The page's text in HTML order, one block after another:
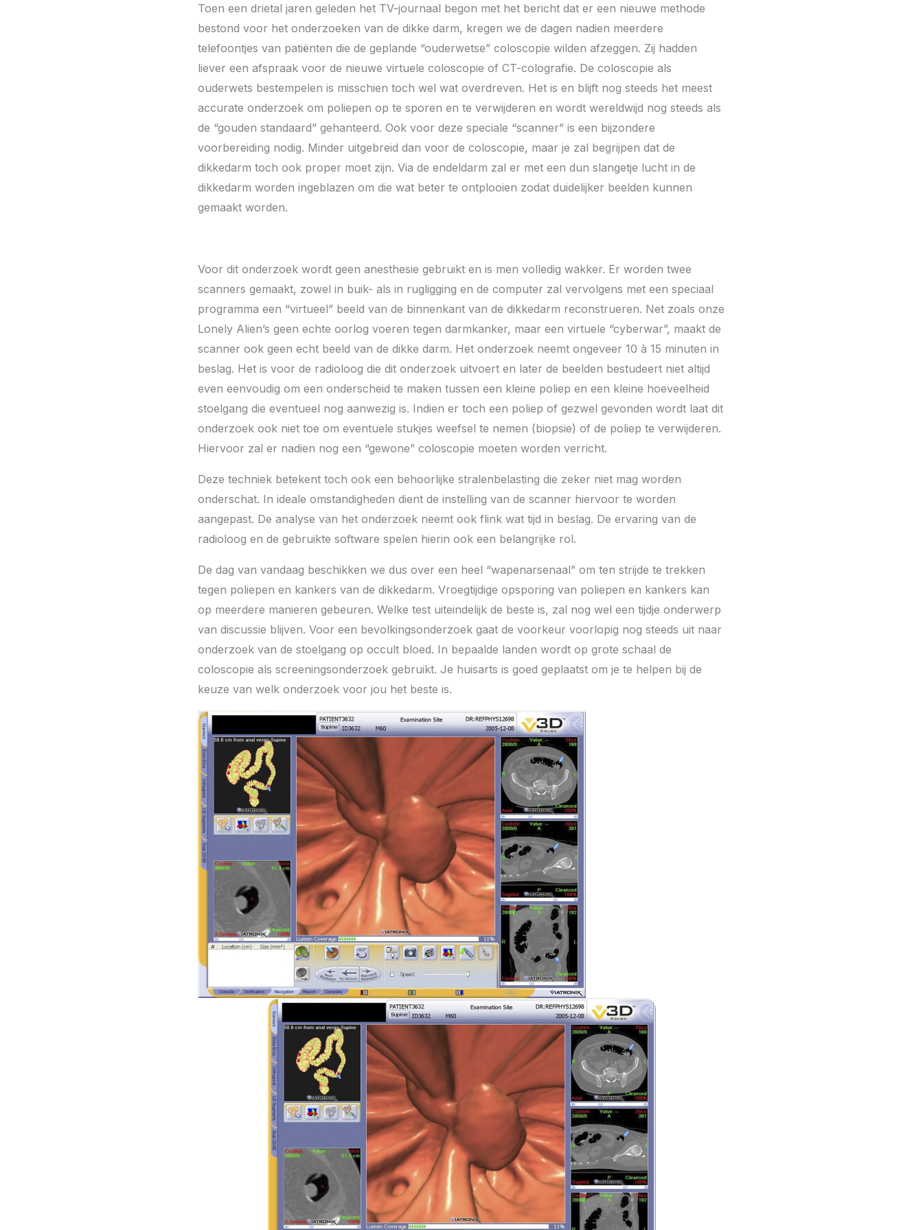
Toen een drietal jaren geleden het TV-journaal begon met het bericht dat er een nieuwe methode
bestond voor het onderzoeken van de dikke darm, kregen we de dagen nadien meerdere
telefoontjes van patiënten die de geplande “ouderwetse” coloscopie wilden afzeggen. Zij hadden
liever een afspraak voor de nieuwe virtuele coloscopie of CT-colografie. De coloscopie als
ouderwets bestempelen is misschien toch wel wat overdreven. Het is en blijft nog steeds het meest
accurate onderzoek om poliepen op te sporen en te verwijderen en wordt wereldwijd nog steeds als
de “gouden standaard” gehanteerd. Ook voor deze speciale “scanner” is een bijzondere
voorbereiding nodig. Minder uitgebreid dan voor de coloscopie, maar je zal begrijpen dat de
dikkedarm toch ook proper moet zijn. Via de endeldarm zal er met een dun slangetje lucht in de
dikkedarm worden ingeblazen om die wat beter te ontplooien zodat duidelijker beelden kunnen
gemaakt worden.
Voor dit onderzoek wordt geen anesthesie gebruikt en is men volledig wakker. Er worden twee
scanners gemaakt, zowel in buik- als in rugligging en de computer zal vervolgens met een speciaal
programma een “virtueel” beeld van de binnenkant van de dikkedarm reconstrueren. Net zoals onze
Lonely Alien’s geen echte oorlog voeren tegen darmkanker, maar een virtuele “cyberwar”, maakt de
scanner ook geen echt beeld van de dikke darm. Het onderzoek neemt ongeveer 10 à 15 minuten in
beslag. Het is voor de radioloog die dit onderzoek uitvoert en later de beelden bestudeert niet altijd
even eenvoudig om een onderscheid te maken tussen een kleine poliep en een kleine hoeveelheid
stoelgang die eventueel nog aanwezig is. Indien er toch een poliep of gezwel gevonden wordt laat dit
onderzoek ook niet toe om eventuele stukjes weefsel te nemen (biopsie) of de poliep te verwijderen.
Hiervoor zal er nadien nog een “gewone” coloscopie moeten worden verricht.
Deze techniek betekent toch ook een behoorlijke stralenbelasting die zeker niet mag worden
onderschat. In ideale omstandigheden dient de instelling van de scanner hiervoor te worden
aangepast. De analyse van het onderzoek neemt ook flink wat tijd in beslag. De ervaring van de
radioloog en de gebruikte software spelen hierin ook een belangrijke rol.
De dag van vandaag beschikken we dus over een heel “wapenarsenaal” om ten strijde te trekken
tegen poliepen en kankers van de dikkedarm. Vroegtijdige opsporing van poliepen en kankers kan
op meerdere manieren gebeuren. Welke test uiteindelijk de beste is, zal nog wel een tijdje onderwerp
van discussie blijven. Voor een bevolkingsonderzoek gaat de voorkeur voorlopig nog steeds uit naar
onderzoek van de stoelgang op occult bloed. In bepaalde landen wordt op grote schaal de
coloscopie als screeningsonderzoek gebruikt. Je huisarts is goed geplaatst om je te helpen bij de
keuze van welk onderzoek voor jou het beste is.